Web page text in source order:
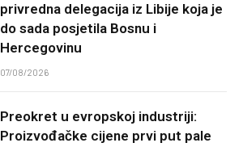
privredna delegacija iz Libije koja je
do sada posjetila Bosnu i
Hercegovinu
07/08/2026
Preokret u evropskoj industriji:
Proizvođačke cijene prvi put pale